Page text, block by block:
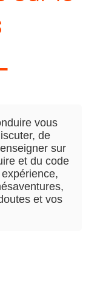
vous
de
sur
et du code
et vos